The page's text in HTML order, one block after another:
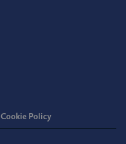
Cookie Policy